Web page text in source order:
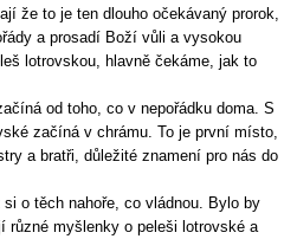
že to je ten dlouho očekávaný prorok,
a prosadí Boží vůli a vysokou
lotrovskou, hlavně čekáme, jak to
od toho, co v nepořádku doma. S
začíná v chrámu. To je první místo,
a bratři, důležité znamení pro nás do
o těch nahoře, co vládnou. Bylo by
různé myšlenky o peleši lotrovské a